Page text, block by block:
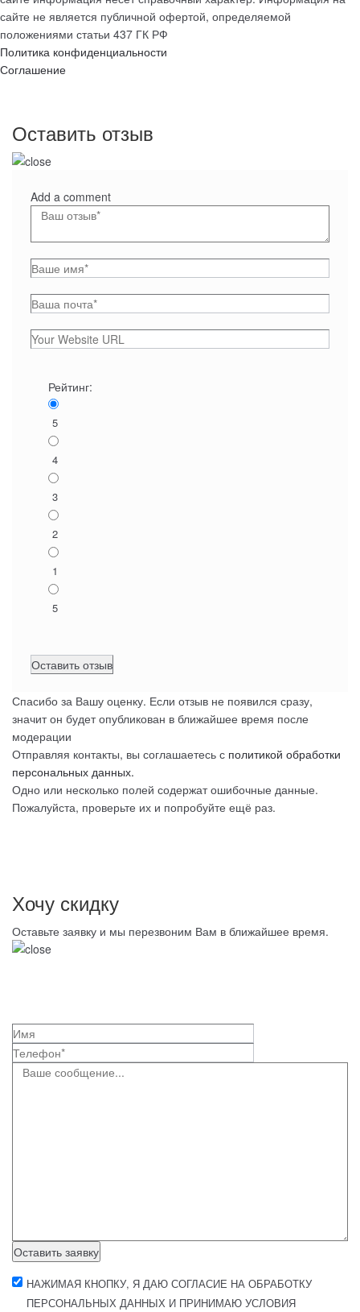
сайте не является публичной офертой, определяемой
положениями статьи 437 ГК РФ
Политика конфиденциальности
Соглашение
Оставить отзыв
Add a comment
Рейтинг:
5
4
3
2
1
5
Спасибо за Вашу оценку. Если отзыв не появился сразу,
значит он будет опубликован в ближайшее время после
модерации
Отправляя контакты, вы соглашаетесь с политикой обработки
персональных данных.
Одно или несколько полей содержат ошибочные данные.
Пожалуйста, проверьте их и попробуйте ещё раз.
Хочу скидку
Оставьте заявку и мы перезвоним Вам в ближайшее время.
Оставить заявку
НАЖИМАЯ КНОПКУ, Я ДАЮ СОГЛАСИЕ НА ОБРАБОТКУ
ПЕРСОНАЛЬНЫХ ДАННЫХ И ПРИНИМАЮ УСЛОВИЯ